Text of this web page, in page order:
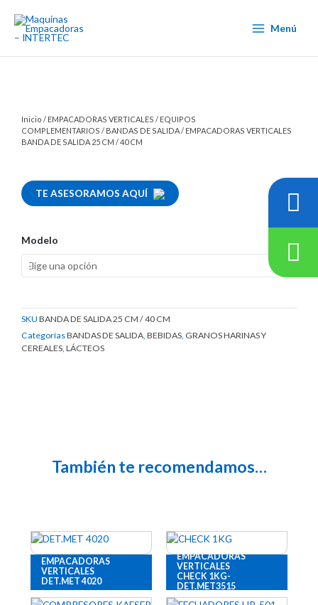
contenido
Menú
Inicio / EMPACADORAS VERTICALES / EQUIPOS
COMPLEMENTARIOS / BANDAS DE SALIDA/ EMPACADORAS VERTICALES
BANDA DE SALIDA 25 CM / 40 CM
TE ASESORAMOS AQUÍ
Modelo
SKU BANDA DE SALIDA 25 CM / 40 CM
CategoríasBANDAS DE SALIDA, BEBIDAS, GRANOS HARINAS Y
CEREALES, LÁCTEOS
También te recomendamos…
EMPACADORAS
VERTICALES
DET.MET 4020
EMPACADORAS
VERTICALES
CHECK 1KG-
DET.MET3515